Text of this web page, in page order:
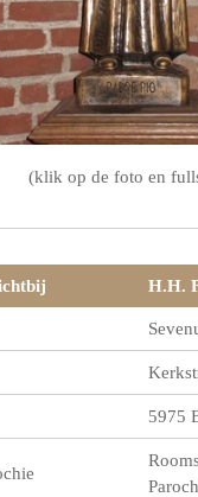
(klik op de foto en
H.H.
5975